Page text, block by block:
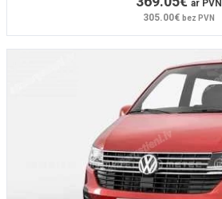
ar PVN
305.00€ bez PVN